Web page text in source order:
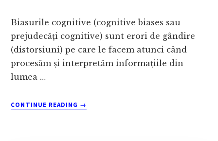
Biasurile cognitive (cognitive biases sau
prejudecăți cognitive) sunt erori de gândire
(distorsiuni) pe care le facem atunci când
procesăm și interpretăm informațiile din
lumea …
CONTINUE READING
ABOUT
→